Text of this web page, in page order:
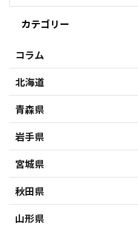
カテゴリー
コラム
北海道
青森県
岩手県
宮城県
秋田県
山形県